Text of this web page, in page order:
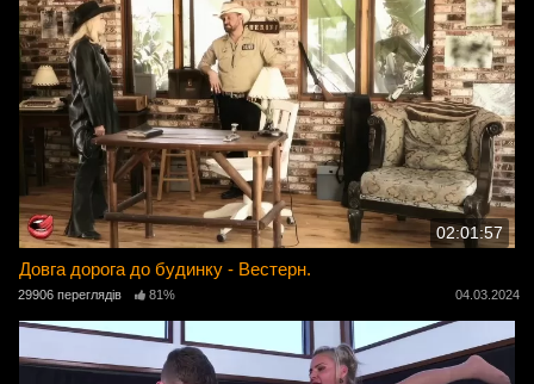
02:01:57
Довга дорога до будинку - Вестерн.
29906 переглядів 81% 04.03.2024